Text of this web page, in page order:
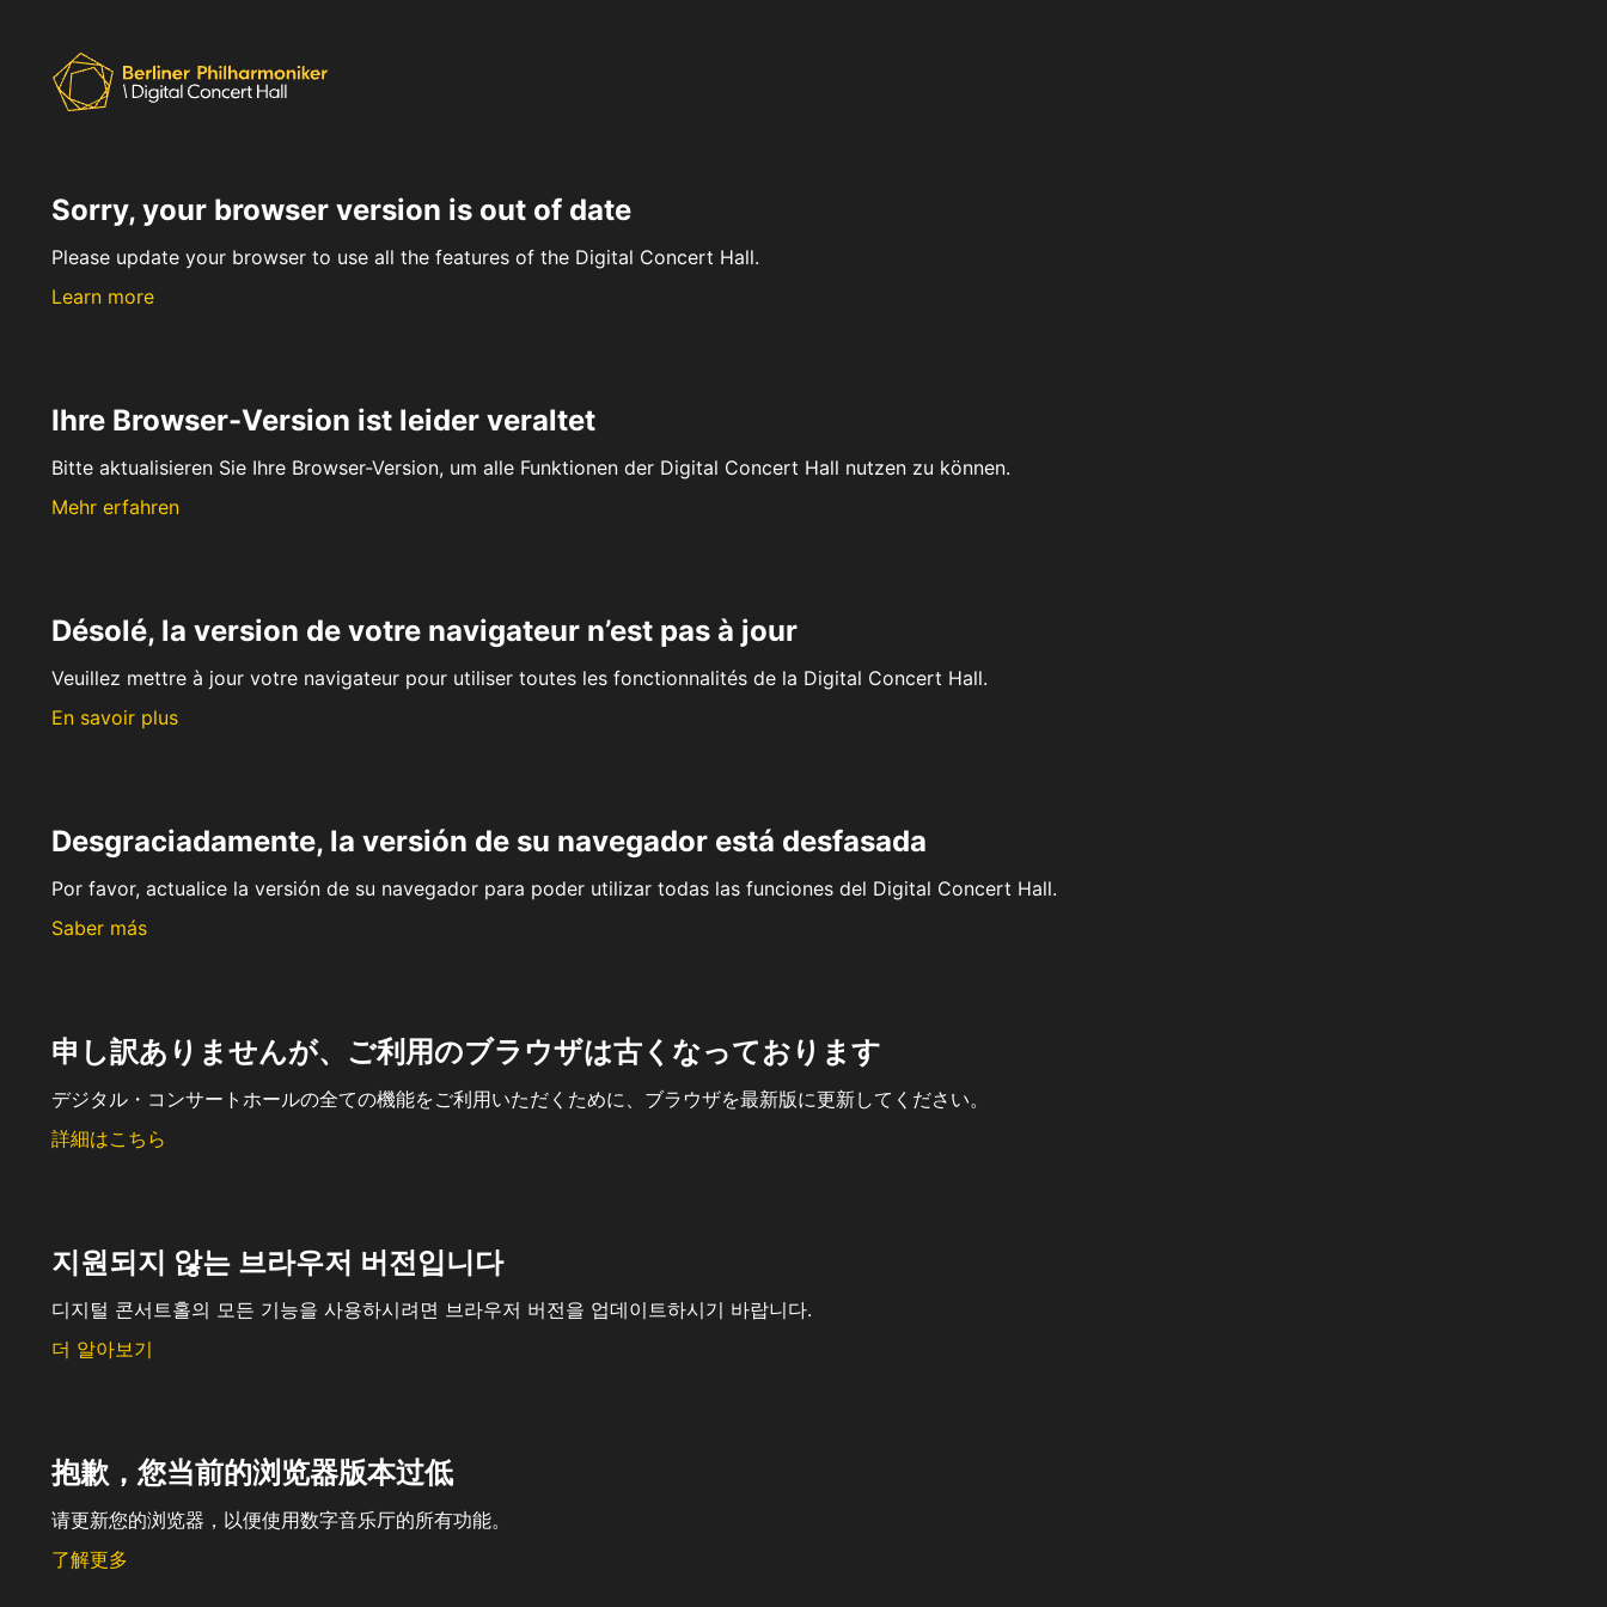
Sorry, your browser version is out of date
Please update your browser to use all the features of the Digital Concert Hall.
Learn more
Ihre Browser-Version ist leider veraltet
Bitte aktualisieren Sie Ihre Browser-Version, um alle Funktionen der Digital Concert Hall nutzen zu können.
Mehr erfahren
Désolé, la version de votre navigateur n’est pas à jour
Veuillez mettre à jour votre navigateur pour utiliser toutes les fonctionnalités de la Digital Concert Hall.
En savoir plus
Desgraciadamente, la versión de su navegador está desfasada
Por favor, actualice la versión de su navegador para poder utilizar todas las funciones del Digital Concert Hall.
Saber más
申し訳ありませんが、ご利用のブラウザは古くなっております
デジタル・コンサートホールの全ての機能をご利用いただくために、ブラウザを最新版に更新してください。
詳細はこちら
지원되지 않는 브라우저 버전입니다
디지털 콘서트홀의 모든 기능을 사용하시려면 브라우저 버전을 업데이트하시기 바랍니다.
더 알아보기
抱歉，您当前的浏览器版本过低
请更新您的浏览器，以便使用数字音乐厅的所有功能。
了解更多